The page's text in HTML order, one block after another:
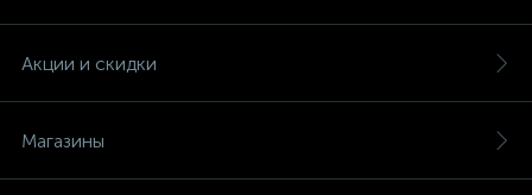
Акции и скидки
Магазины